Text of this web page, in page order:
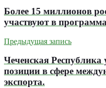
Более 15 миллионов
участвуют в
Предыдущая запись
Чеченская Республика
позиции в сфере
экспорта.